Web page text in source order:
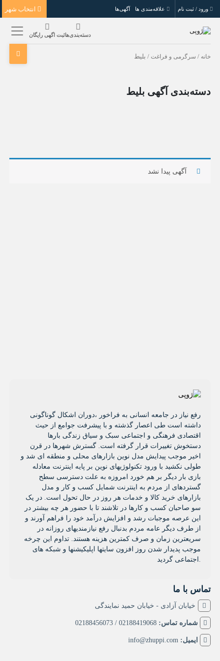
ورود / ثبت نام علاقه‌مندی ها آگهی‌ها
دسته‌بندی‌هاثبت اگهی رایگان
خانه / سرگرمی و فراغت / بلیط
دسته‌بندی آگهی بلیط
آگهی پیدا نشد
رفع نیاز در جامعه انسانی به فراخور ،دوران اشکال گوناگونی
داشته است طی اعصار گذشته و با پیشرفت جوامع از حیث
اقتصادی فرهنگی و اجتماعی سبک و سیاق زندگی بارها
دستخوش تغییرات قرار گرفته است. گسترش شهرها در قرن
اخیر موجب پیدایش مدل نوین بازارهای محلی و منطقه ای شد و
طولی نکشید با ورود تکنولوژیهای نوین بر پایه اینترنت معادله
بازی بار دیگر بر هم خورد امروزه به علت دسترسی سطح
گستردهای از مردم به اینترنت شمایل کسب و کار و مدل
بازارهای خرید کالا و خدمات هر روز در حال تحول است. در یک
سو صاحبان کسب و کارها در تلاشند تا با حضور هر چه بیشتر در
این عرصه موجبات رشد و افزایش درآمد خود را فراهم آورند و
از طرف دیگر عامه مردم بدنبال رفع نیازمندیهای روزانه در
سریعترین زمان و صرف کمترین هزینه هستند. تداوم این چرخه
موجب پدیدار شدن روز افزون سایتها اپلیکیشنها و شبکه های
اجتماعی گردید.
تماس با ما
خیابان آزادی - خیابان حمید نمایندگی
شماره تماس:02188419068 / 02188456073
ایمیل:info@zhuppi.com